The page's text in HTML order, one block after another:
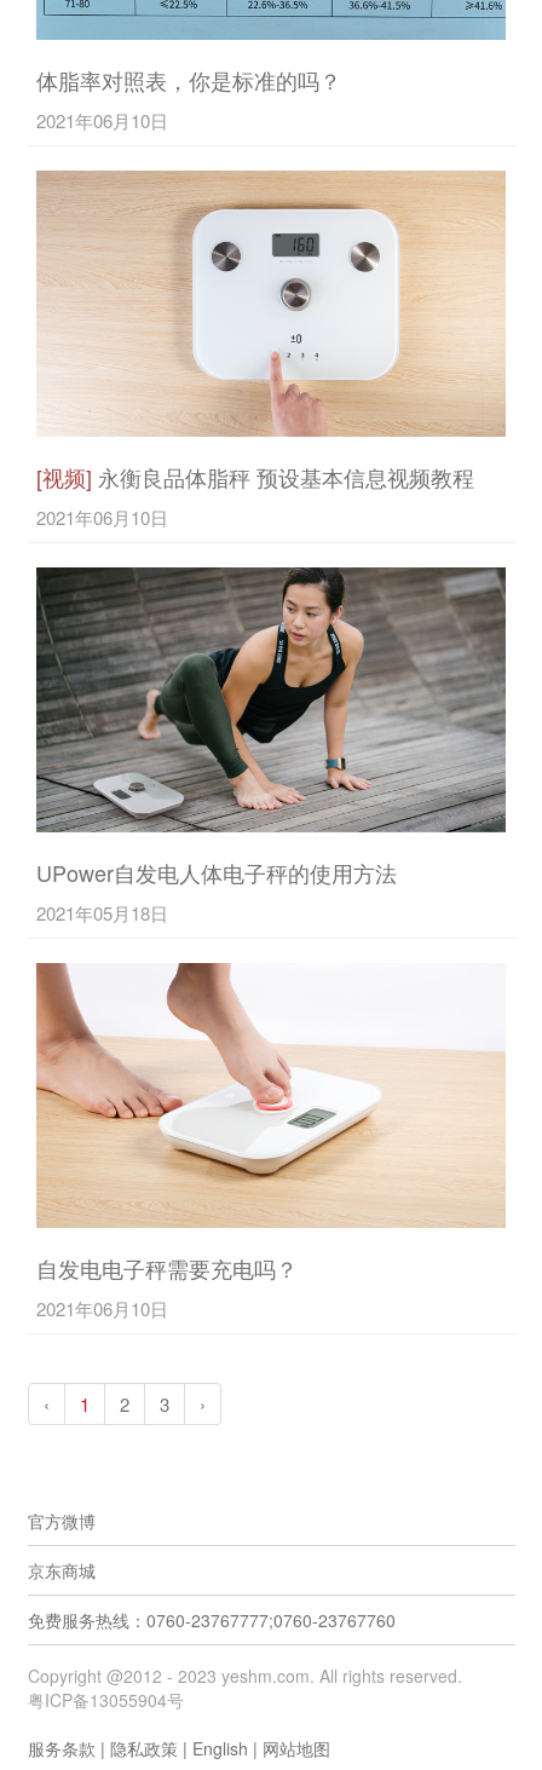
体脂率对照表，你是标准的吗？
2021年06月10日
[视频] 永衡良品体脂秤 预设基本信息视频教程
2021年06月10日
UPower自发电人体电子秤的使用方法
2021年05月18日
自发电电子秤需要充电吗？
2021年06月10日
‹ 1 2 3 ›
官方微博
京东商城
免费服务热线：0760-23767777;0760-23767760
Copyright @2012 - 2023 yeshm.com. All rights reserved.
粤ICP备13055904号
服务条款 | 隐私政策 | English | 网站地图